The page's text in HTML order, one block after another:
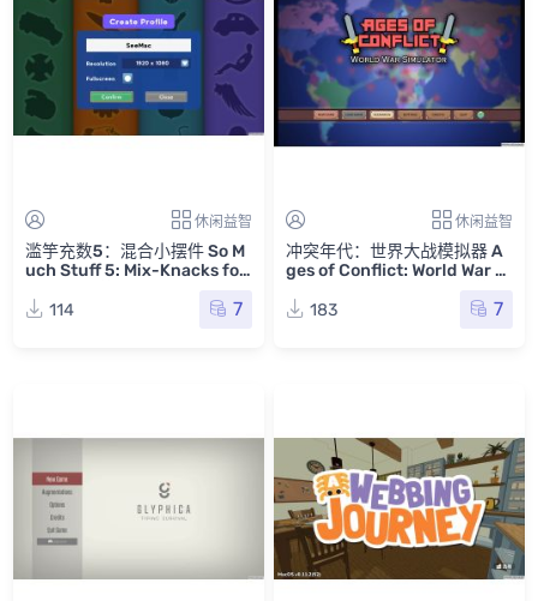
休闲益智
滥竽充数5：混合小摆件 So M
uch Stuff 5: Mix-Knacks for
114
7
休闲益智
冲突年代：世界大战模拟器 A
ges of Conflict: World War Si
原生版
183 7